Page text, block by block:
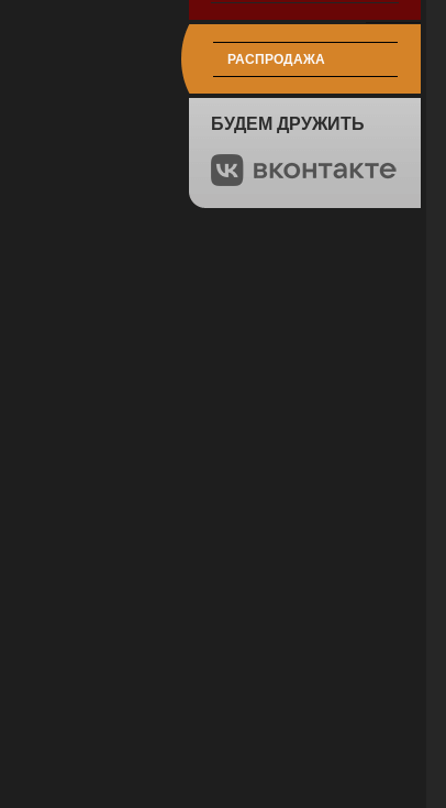
РАСПРОДАЖА
БУДЕМ ДРУЖИТЬ